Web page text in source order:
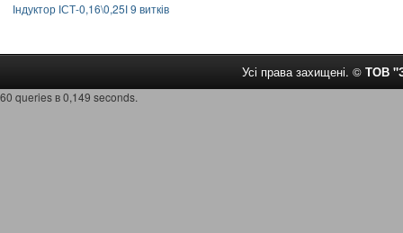
Індуктор ІСТ-0,16\0,25І 9 витків
Усі права захищені. © ТОВ
60 queries в 0,149 seconds.